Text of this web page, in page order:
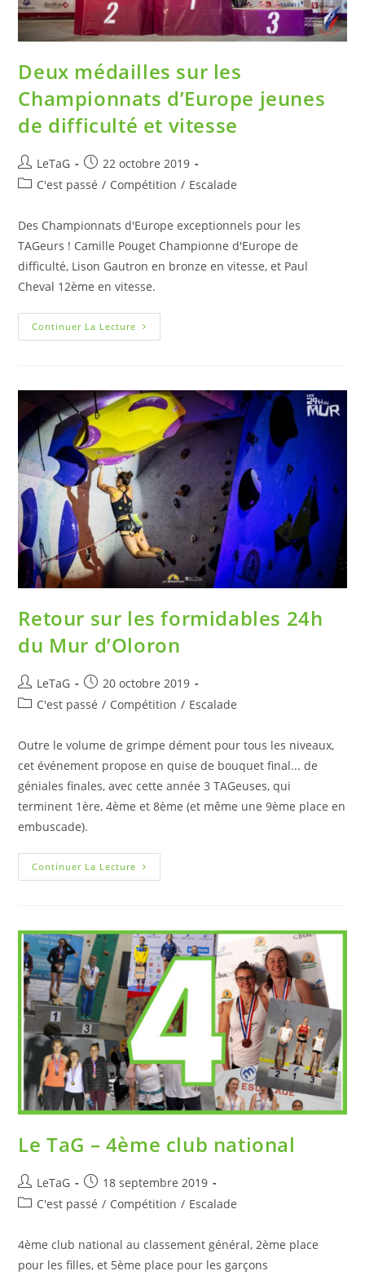
Deux médailles sur les
Championnats d’Europe jeunes
de difficulté et vitesse
LeTaG
22 octobre 2019
C'est passé / Compétition / Escalade
Des Championnats d'Europe exceptionnels pour les
TAGeurs ! Camille Pouget Championne d'Europe de
difficulté, Lison Gautron en bronze en vitesse, et Paul
Cheval 12ème en vitesse.
Continuer La Lecture
Retour sur les formidables 24h
du Mur d’Oloron
LeTaG
20 octobre 2019
C'est passé / Compétition / Escalade
Outre le volume de grimpe dément pour tous les niveaux,
cet événement propose en quise de bouquet final... de
géniales finales, avec cette année 3 TAGeuses, qui
terminent 1ère, 4ème et 8ème (et même une 9ème place en
embuscade).
Continuer La Lecture
Le TaG – 4ème club national
LeTaG
18 septembre 2019
C'est passé / Compétition / Escalade
4ème club national au classement général, 2ème place
pour les filles, et 5ème place pour les garçons